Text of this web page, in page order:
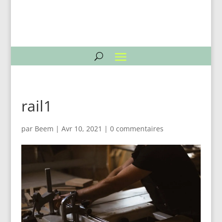
rail1
par Beem | Avr 10, 2021 | 0 commentaires